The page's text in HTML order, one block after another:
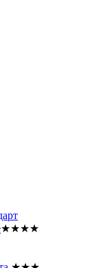
★★★★